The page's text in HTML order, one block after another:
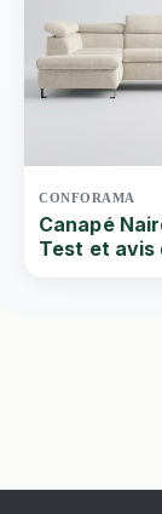
CONFORAMA
Canapé
Test et avis